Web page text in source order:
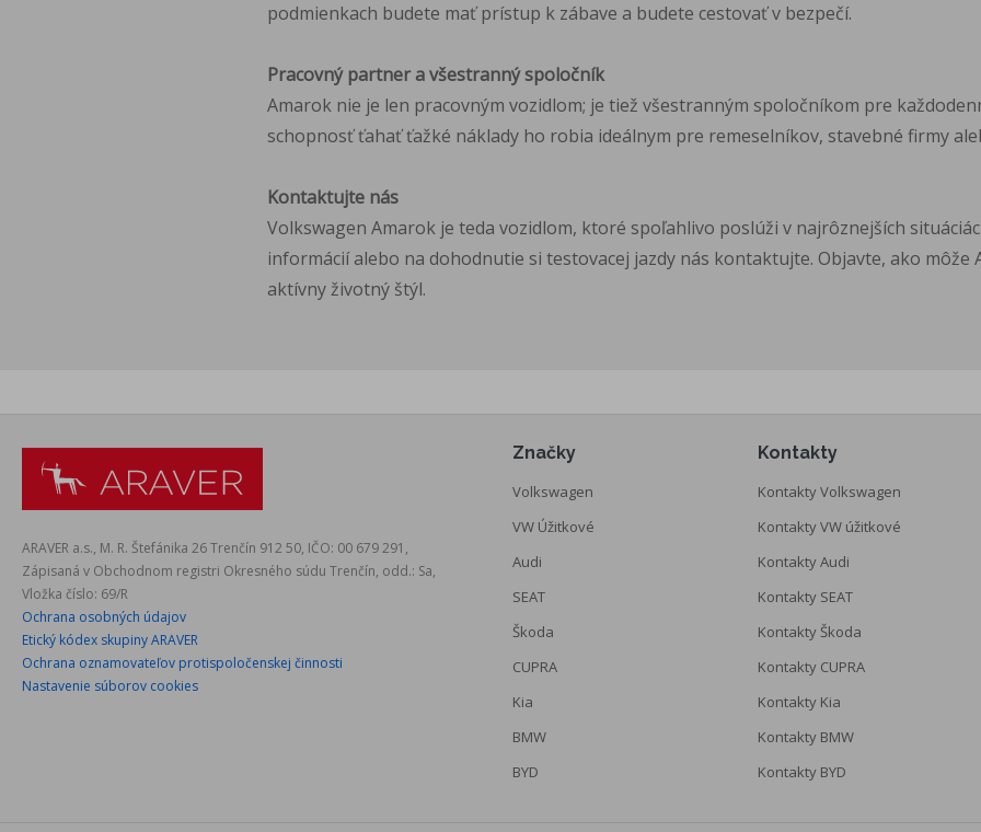
podmienkach budete mať prístup k zábave a budete cestovať v bezpečí.
Pracovný partner a všestranný spoločník
Amarok nie je len pracovným vozidlom; je tiež všestranným spoločníkom pre
schopnosť ťahať ťažké náklady ho robia ideálnym pre remeselníkov, stavebné firmy
Kontaktujte nás
Volkswagen Amarok je teda vozidlom, ktoré spoľahlivo poslúži v najrôznejších
informácií alebo na dohodnutie si testovacej jazdy nás kontaktujte. Objavte, ako
aktívny životný štýl.
ARAVER a.s., M. R. Štefánika 26 Trenčín 912 50, IČO: 00 679 291,
Zápisaná v Obchodnom registri Okresného súdu Trenčín, odd.: Sa,
Vložka číslo: 69/R
Ochrana osobných údajov
Etický kódex skupiny ARAVER
Ochrana oznamovateľov protispoločenskej činnosti
Nastavenie súborov cookies
Značky
Volkswagen
VW Úžitkové
Audi
SEAT
Škoda
CUPRA
Kia
BMW
BYD
Kontakty
Kontakty Volkswagen
Kontakty VW úžitkové
Kontakty Audi
Kontakty SEAT
Kontakty Škoda
Kontakty CUPRA
Kontakty Kia
Kontakty BMW
Kontakty BYD